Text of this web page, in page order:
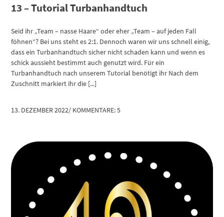
13 – Tutorial Turbanhandtuch
Seid ihr „Team – nasse Haare“ oder eher „Team – auf jeden Fall
föhnen“? Bei uns steht es 2:1. Dennoch waren wir uns schnell einig,
dass ein Turbanhandtuch sicher nicht schaden kann und wenn es
schick aussieht bestimmt auch genutzt wird. Für ein
Turbanhandtuch nach unserem Tutorial benötigt ihr Nach dem
Zuschnitt markiert ihr die [...]
13. DEZEMBER 2022/ KOMMENTARE: 5